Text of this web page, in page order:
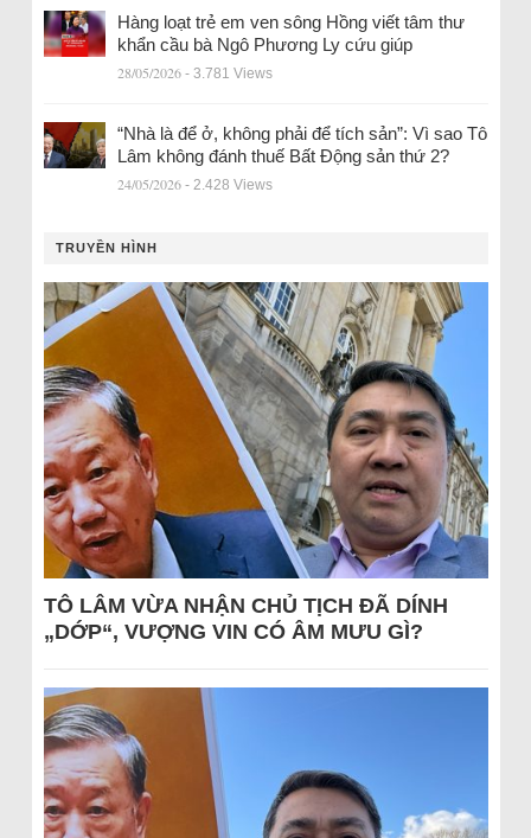
Hàng loạt trẻ em ven sông Hồng viết tâm thư
khẩn cầu bà Ngô Phương Ly cứu giúp
28/05/2026 - 3.781 Views
“Nhà là để ở, không phải để tích sản”: Vì sao Tô
Lâm không đánh thuế Bất Động sản thứ 2?
24/05/2026 - 2.428 Views
TRUYỀN HÌNH
TÔ LÂM VỪA NHẬN CHỦ TỊCH ĐÃ DÍNH
„DỚP“, VƯỢNG VIN CÓ ÂM MƯU GÌ?